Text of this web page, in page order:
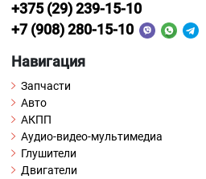
+375 (29) 239-15-10
+7 (908) 280-15-10
Навигация
Запчасти
Авто
АКПП
Аудио-видео-мультимедиа
Глушители
Двигатели